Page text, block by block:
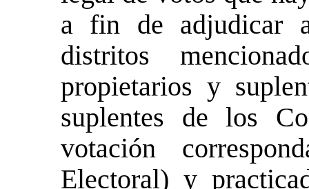
a fin de adjudicar
distritos
propietarios y
suplentes de los
votación
Electoral) y